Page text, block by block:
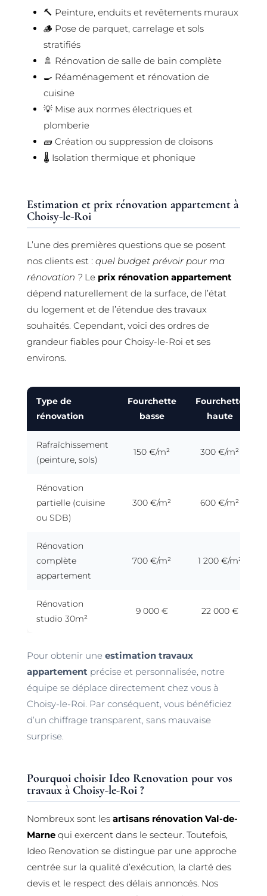
🔨 Peinture, enduits et revêtements muraux
🪵 Pose de parquet, carrelage et sols
stratifiés
🚿 Rénovation de salle de bain complète
🍳 Réaménagement et rénovation de
cuisine
💡 Mise aux normes électriques et
plomberie
🧱 Création ou suppression de cloisons
🌡️ Isolation thermique et phonique
Estimation et prix rénovation appartement à
Choisy-le-Roi
L’une des premières questions que se posent
nos clients est : quel budget prévoir pour ma
rénovation ?Le prix rénovation appartement
dépend naturellement de la surface, de l’état
du logement et de l’étendue des travaux
souhaités. Cependant, voici des ordres de
grandeur fiables pour Choisy-le-Roi et ses
environs.
Type de
rénovation
Fourchette
basse
Fourchette
haute
Rafraîchissement
(peinture, sols)
150 €/m² 300 €/m²
Rénovation
partielle (cuisine
ou SDB)
300 €/m² 600 €/m²
Rénovation
complète
appartement
700 €/m² 1 200 €/m²
Rénovation
studio 30m²
9 000 € 22 000 €
Pour obtenir une estimation travaux
appartement précise et personnalisée, notre
équipe se déplace directement chez vous à
Choisy-le-Roi. Par conséquent, vous bénéficiez
d’un chiffrage transparent, sans mauvaise
surprise.
Pourquoi choisir Ideo Renovation pour vos
travaux à Choisy-le-Roi ?
Nombreux sont les artisans rénovation Val-de-
Marnequi exercent dans le secteur. Toutefois,
Ideo Renovation se distingue par une approche
centrée sur la qualité d’exécution, la clarté des
devis et le respect des délais annoncés. Nos